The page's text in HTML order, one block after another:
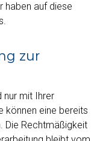
haben auf diese
zur
nur mit Ihrer
können eine bereits
Die Rechtmäßigkeit